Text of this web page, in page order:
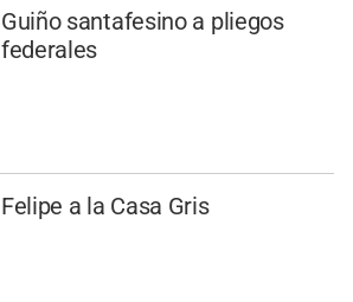
Guiño santafesino a pliegos
federales
Felipe a la Casa Gris